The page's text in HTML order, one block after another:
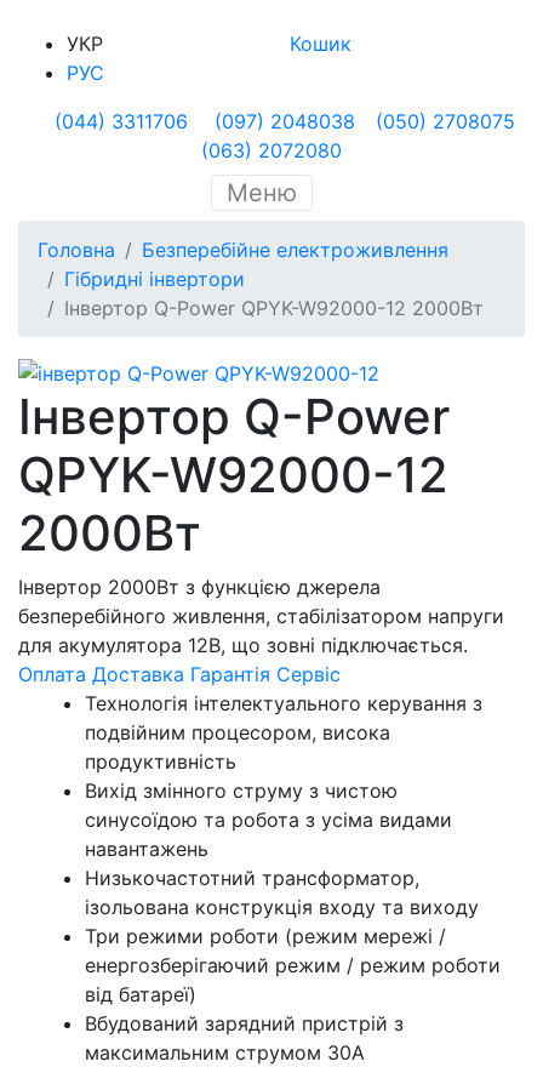
УКР
РУС
Кошик
(044) 3311706 (097) 2048038
(050) 2708075
(063) 2072080
Меню
Головна
Безперебійне електроживлення
Гібридні інвертори
Інвертор Q-Power QPYK-W92000-12 2000Вт
Інвертор Q-Power
QPYK-W92000-12
2000Вт
Інвертор 2000Вт з функцією джерела
безперебійного живлення, стабілізатором напруги
для акумулятора 12В, що зовні підключається.
Оплата Доставка Гарантія Сервіс
Технологія інтелектуального керування з
подвійним процесором, висока
продуктивність
Вихід змінного струму з чистою
синусоїдою та робота з усіма видами
навантажень
Низькочастотний трансформатор,
ізольована конструкція входу та виходу
Три режими роботи (режим мережі /
енергозберігаючий режим / режим роботи
від батареї)
Вбудований зарядний пристрій з
максимальним струмом 30A